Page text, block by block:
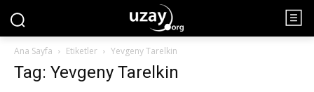
Ana Sayfa Etiketler Yevgeny Tarelkin
Tag: Yevgeny Tarelkin